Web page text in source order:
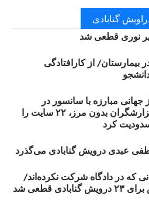
گنابادی
نوری قطعی شد
بیمارستان/ از کارافتادگی
روز جهانی مبارزه با سانسور در
اینترنت: #آزادی هم‌آیند گزارشگران‌ بدون مرز، ۲۲ سایت را
کرد
عبدی درویش گنابادی می‌گذرد
زندانی که در دادگاه شرکت نکرده‌اند/